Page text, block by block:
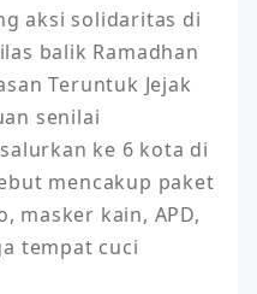
aksi solidaritas di
balik Ramadhan
Teruntuk Jejak
senilai
ke 6 kota di
mencakup paket
masker kain, APD,
tempat cuci